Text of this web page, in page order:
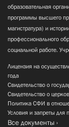
образовательная
программы высшего
магистратура) и
профессионального
социальной работе.
Лицензия на
года
Свидетельство о
Свидетельство о
Политика СФИ в
Условия и запреты для
Все документы